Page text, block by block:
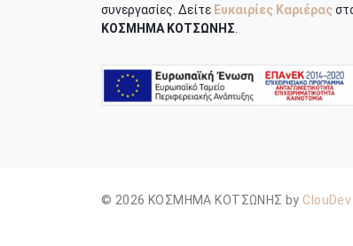
συνεργασίες. Δείτε Ευκαιρίες Καριέρας
ΚΟΣΜΗΜΑ ΚΟΤΣΩΝΗΣ
© 2026 ΚΟΣΜΗΜΑ ΚΟΤΣΩΝΗΣ by ClouDev